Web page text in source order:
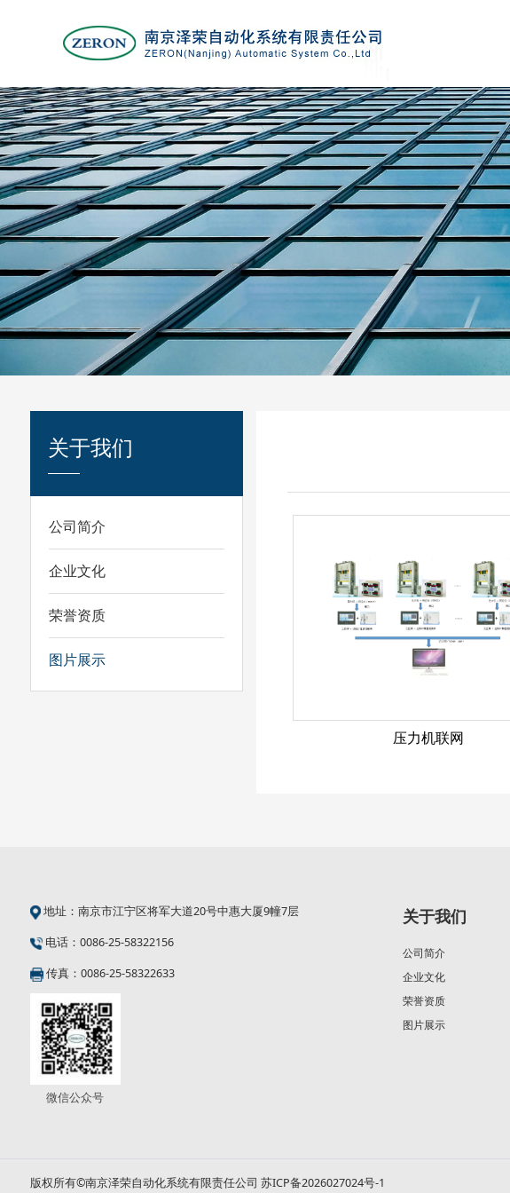
关于我们
公司简介
企业文化
荣誉资质
图片展示
压力机联网
地址：南京市江宁区将军大道20号中惠大厦9幢7层
电话：0086-25-58322156
传真：0086-25-58322633
微信公众号
关于我们
公司简介
企业文化
荣誉资质
图片展示
版权所有©南京泽荣自动化系统有限责任公司 苏ICP备2026027024号-1